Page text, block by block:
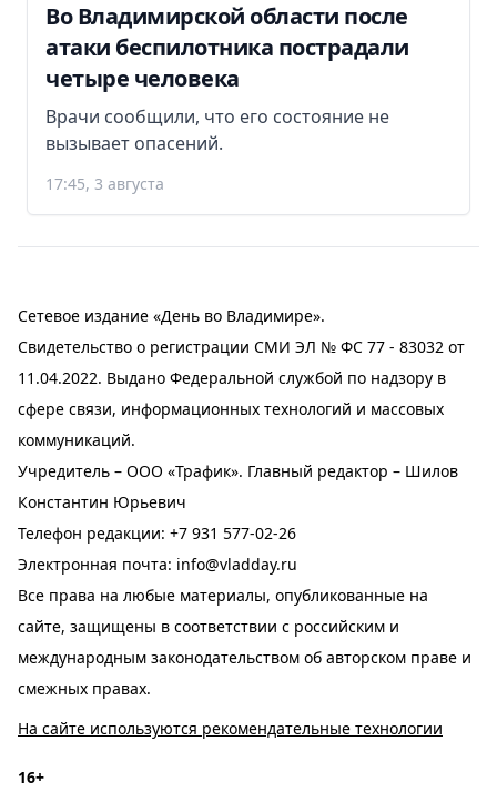
Во Владимирской области после
атаки беспилотника пострадали
четыре человека
Врачи сообщили, что его состояние не
вызывает опасений.
17:45, 3 августа
Сетевое издание «День во Владимире».
Свидетельство о регистрации СМИ ЭЛ № ФС 77 - 83032 от
11.04.2022. Выдано Федеральной службой по надзору в
сфере связи, информационных технологий и массовых
коммуникаций.
Учредитель – ООО «Трафик». Главный редактор – Шилов
Константин Юрьевич
Телефон редакции: +7 931 577-02-26
Электронная почта: info@vladday.ru
Все права на любые материалы, опубликованные на
сайте, защищены в соответствии с российским и
международным законодательством об авторском праве и
смежных правах.
На сайте используются рекомендательные технологии
16+